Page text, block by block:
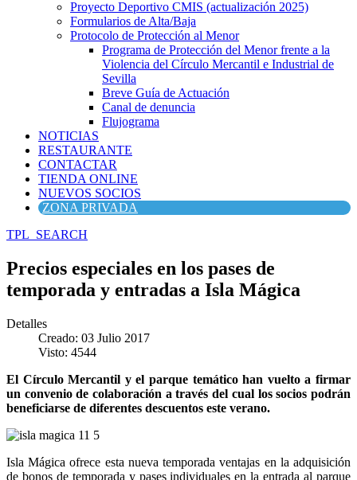
Proyecto Deportivo CMIS (actualización 2025)
Formularios de Alta/Baja
Protocolo de Protección al Menor
Programa de Protección del Menor frente a la
Violencia del Círculo Mercantil e Industrial de
Sevilla
Breve Guía de Actuación
Canal de denuncia
Flujograma
NOTICIAS
RESTAURANTE
CONTACTAR
TIENDA ONLINE
NUEVOS SOCIOS
ZONA PRIVADA
TPL_SEARCH
Precios especiales en los pases de
temporada y entradas a Isla Mágica
Detalles
Creado: 03 Julio 2017
Visto: 4544
El Círculo Mercantil y el parque temático han vuelto a firmar
un convenio de colaboración a través del cual los socios podrán
beneficiarse de diferentes descuentos este verano.
Isla Mágica ofrece esta nueva temporada ventajas en la adquisición
de bonos de temporada y pases individuales en la entrada al parque